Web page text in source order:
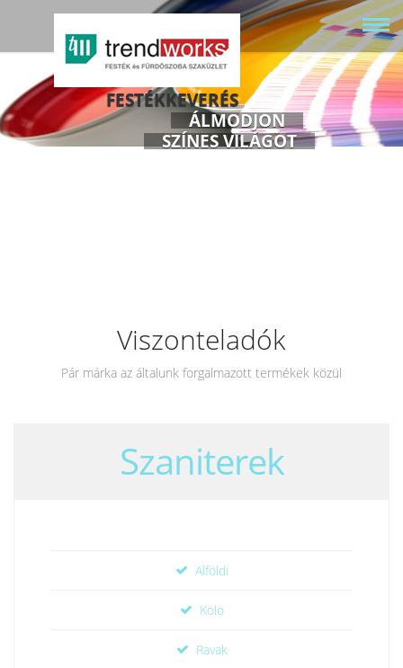
FESTÉKKEVERÉS
ÁLMODJON
SZÍNES VILÁGOT
Viszonteladók
Pár márka az általunk forgalmazott termékek közül
Szaniterek
Alföldi
Kolo
Ravak